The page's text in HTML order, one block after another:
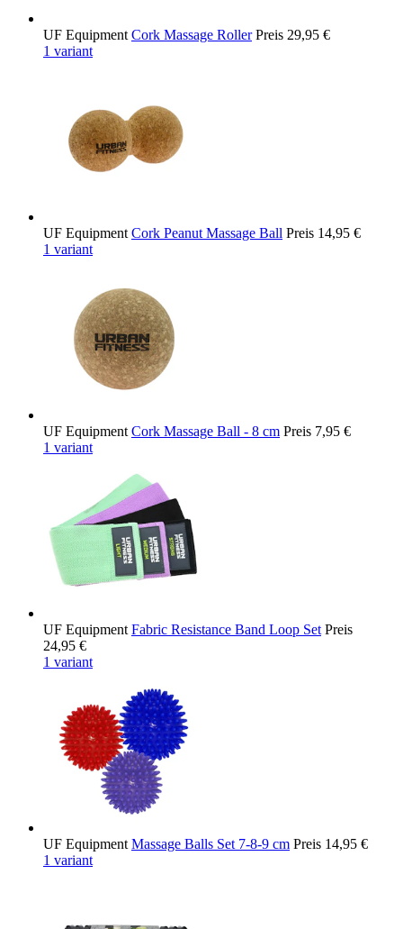
UF Equipment Cork Massage Roller Preis 29,95 €
1 variant
UF Equipment Cork Peanut Massage Ball Preis 14,95 €
1 variant
UF Equipment Cork Massage Ball - 8 cm Preis 7,95 €
1 variant
UF Equipment Fabric Resistance Band Loop Set Preis
24,95 €
1 variant
UF Equipment Massage Balls Set 7-8-9 cm Preis 14,95 €
1 variant